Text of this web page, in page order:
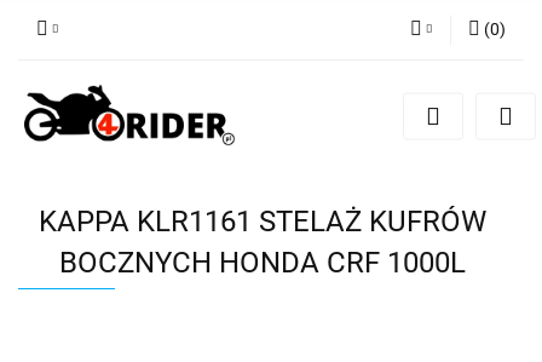
Zarejestruj się
(0)
KAPPA KLR1161 STELAŻ KUFRÓW
BOCZNYCH HONDA CRF 1000L